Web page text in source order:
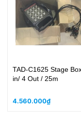
TAD-C1625 Stage
in/ 4 Out / 25m
4.560.000₫